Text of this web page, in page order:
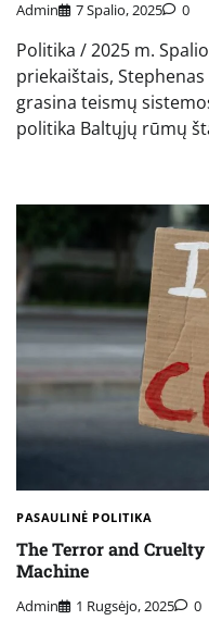
Admin 7 Spalio, 2025 0
Politika / 2025 m.
priekaištais,
grasina teismų
politika Baltųjų rūmų
PASAULINĖ POLITIKA
The Terror and
Machine
Admin 1 Rugsėjo, 2025 0